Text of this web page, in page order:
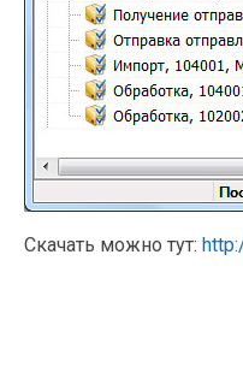
Скачать можно тут: